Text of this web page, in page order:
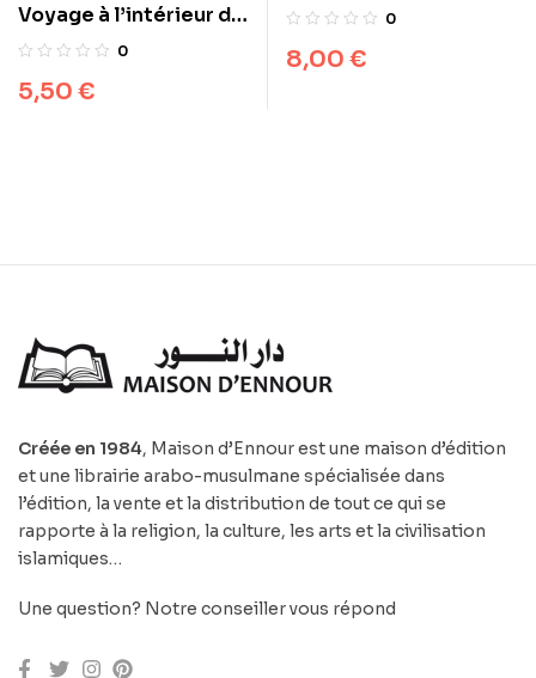
Voyage à l’intérieur de
la tombe 0
5,50 €
0
8,00 €
Créée en 1984, Maison d’Ennour est une maison d’édition
et une librairie arabo-musulmane spécialisée dans
l’édition, la vente et la distribution de tout ce qui se
rapporte à la religion, la culture, les arts et la civilisation
islamiques…
Une question? Notre conseiller vous répond